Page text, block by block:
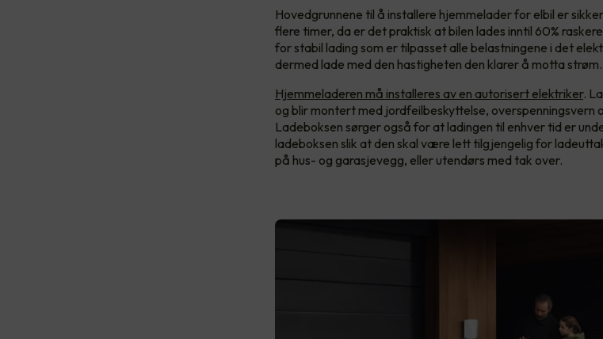
Hovedgrunnene til å installere hjemmelader for elbil er
flere timer, da er det praktisk at bilen lades inntil 60%
for stabil lading som er tilpasset alle belastningene i det
dermed lade med den hastigheten den klarer å motta strøm.
Hjemmeladeren må installeres av en autorisert elektriker.
og blir montert med jordfeilbeskyttelse, overspenningsvern
Ladeboksen sørger også for at ladingen til enhver tid er
ladeboksen slik at den skal være lett tilgjengelig for
på hus- og garasjevegg, eller utendørs med tak over.